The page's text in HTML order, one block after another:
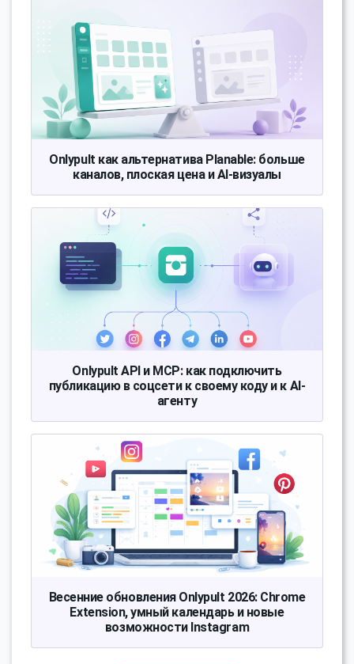
Onlypult как альтернатива Planable: больше
каналов, плоская цена и AI-визуалы
Onlypult API и MCP: как подключить
публикацию в соцсети к своему коду и к AI-
агенту
Весенние обновления Onlypult 2026: Chrome
Extension, умный календарь и новые
возможности Instagram